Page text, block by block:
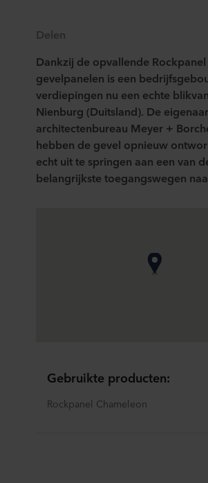
Delen
Dankzij de opvallende
gevelpanelen is een
verdiepingen nu een echte
Nienburg (Duitsland). De
architectenbureau Meyer +
hebben de gevel opnieuw
echt uit te springen aan een van
belangrijkste toegangswegen
Gebruikte producten:
Rockpanel Chameleon